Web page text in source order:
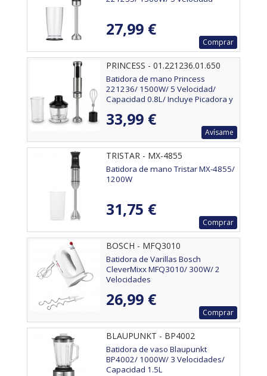
27,99 €
Comprar
PRINCESS - 01.221236.01.650
Batidora de mano Princess
221236/ 1500W/ 5 Velocidad/
Capacidad 0.8L/ Incluye Picadora y
33,99 €
Avísame
TRISTAR - MX-4855
Batidora de mano Tristar MX-4855/
1200W
31,75 €
Comprar
BOSCH - MFQ3010
Batidora de Varillas Bosch
CleverMixx MFQ3010/ 300W/ 2
Velocidades
26,99 €
Comprar
BLAUPUNKT - BP4002
Batidora de vaso Blaupunkt
BP4002/ 1000W/ 3 Velocidades/
Capacidad 1.5L